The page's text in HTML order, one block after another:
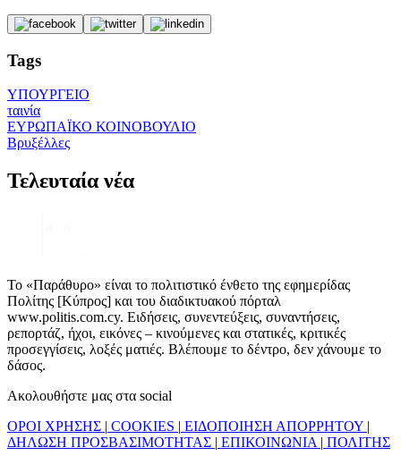
Tags
ΥΠΟΥΡΓΕΙΟ
ταινία
ΕΥΡΩΠΑΪΚΟ ΚΟΙΝΟΒΟΥΛΙΟ
Βρυξέλλες
Τελευταία νέα
Το «Παράθυρο» είναι το πολιτιστικό ένθετο της εφημερίδας
Πολίτης [Κύπρος] και του διαδικτυακού πόρταλ
www.politis.com.cy. Ειδήσεις, συνεντεύξεις, συναντήσεις,
ρεπορτάζ, ήχοι, εικόνες – κινούμενες και στατικές, κριτικές
προσεγγίσεις, λοξές ματιές. Βλέπουμε το δέντρο, δεν χάνουμε το
δάσος.
Ακολουθήστε μας στα social
ΟΡΟΙ ΧΡΗΣΗΣ | COOKIES | ΕΙΔΟΠΟΙΗΣΗ ΑΠΟΡΡΗΤΟΥ |
ΔΗΛΩΣΗ ΠΡΟΣΒΑΣΙΜΟΤΗΤΑΣ | ΕΠΙΚΟΙΝΩΝΙΑ | ΠΟΛΙΤΗΣ